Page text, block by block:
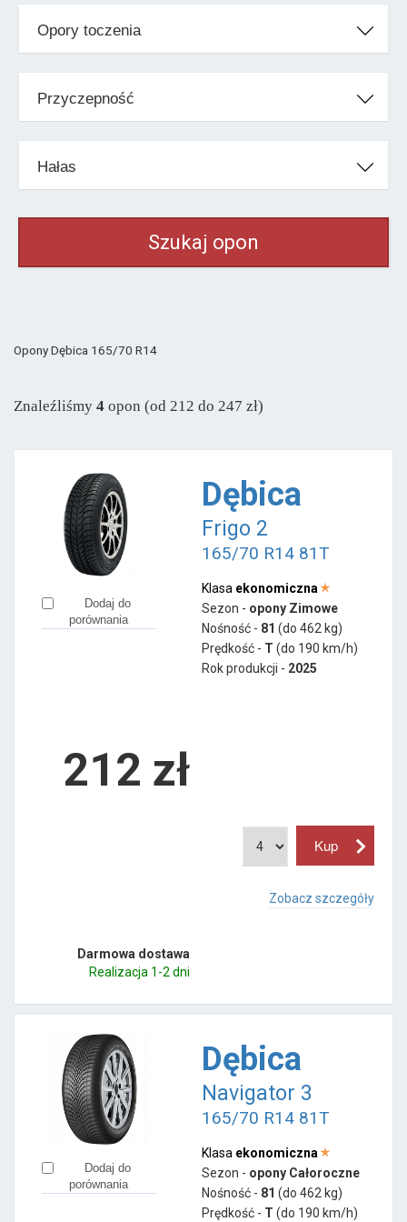
Klasa ekonomiczna
Barum od 214 zł
Kormoran
Matador
Maxxis
Petlas
Pozostałe marki
Apollo od 241 zł
Ceat od 156 zł
Firemax od 230 zł
Fortune od 280 zł
Goodride
Laufenn
Opory toczenia
Przyczepność
Hałas
Opony Dębica 165/70 R14
Znaleźliśmy 4 opon (od 212 do 247 zł)
Dodaj do
porównania
Dębica
Frigo 2
165/70 R14 81T
Klasa ekonomiczna
Sezon - opony Zimowe
Nośność - 81 (do 462 kg)
Prędkość - T (do 190 km/h)
Rok produkcji - 2025
212 zł
Zobacz szczegóły
Darmowa dostawa
Realizacja 1-2 dni
Dodaj do
porównania
Dębica
Navigator 3
165/70 R14 81T
Klasa ekonomiczna
Sezon - opony Całoroczne
Nośność - 81 (do 462 kg)
Prędkość - T (do 190 km/h)